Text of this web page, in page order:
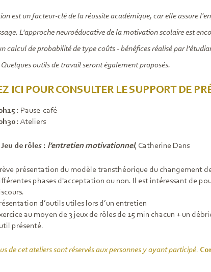
est un facteur-clé de la réussite académique, car elle assure
L'approche neuroéducative de la motivation scolaire est
calcul de probabilité de type coûts - bénéfices réalisé par
Quelques outils de travail seront également proposés.
ICI POUR CONSULTER LE SUPPORT DE
: Pause-café
: Ateliers
de rôles : l’entretien motivationnel, Catherine Dans
présentation du modèle transthéorique du changement
phases d'acceptation ou non. Il est intéressant de
d’outils utiles lors d’un entretien
au moyen de 3 jeux de rôles de 15 min chacun + un
présenté.
de cet ateliers sont réservés aux personnes y ayant participé.